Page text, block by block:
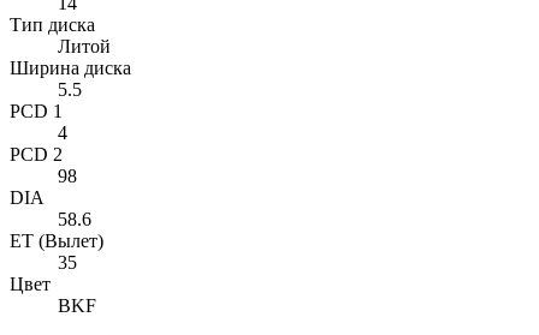
Тип диска
Литой
Ширина диска
5.5
PCD 1
4
PCD 2
98
DIA
58.6
ET (Вылет)
35
Цвет
BKF